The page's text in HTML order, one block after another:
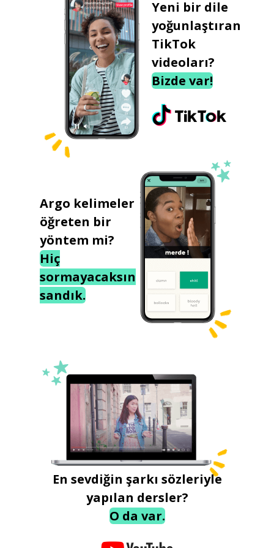
Yeni bir dile
yoğunlaştıran
TikTok
videoları?
Bizde var!
Argo kelimeler
öğreten bir
yöntem mi?
Hiç
sormayacaksın
sandık.
En sevdiğin şarkı sözleriyle
yapılan dersler?
O da var.